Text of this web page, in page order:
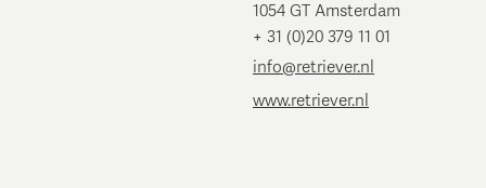
1054 GT Amsterdam
+ 31 (0)20 379 11 01
info@retriever.nl
www.retriever.nl